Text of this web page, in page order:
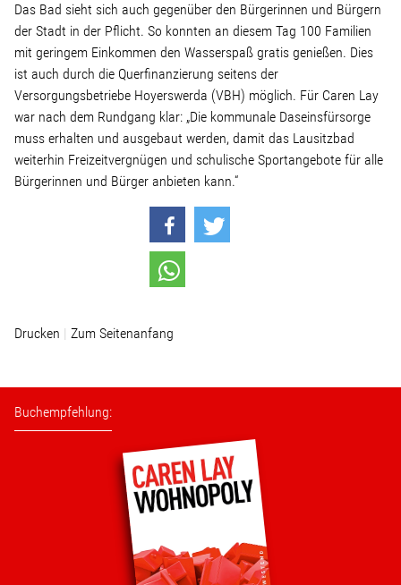
Service
Termine
Stellenangebot
Kontakt
Team
Transparenz
Mediathek
Über mich
Lebenslauf
Wohnopoly
Das Buch
Das Bad sieht sich auch gegenüber den Bürgerinnen und Bürgern
der Stadt in der Pflicht. So konnten an diesem Tag 100 Familien
mit geringem Einkommen den Wasserspaß gratis genießen. Dies
ist auch durch die Querfinanzierung seitens der
Versorgungsbetriebe Hoyerswerda (VBH) möglich. Für Caren Lay
war nach dem Rundgang klar: „Die kommunale Daseinsfürsorge
muss erhalten und ausgebaut werden, damit das Lausitzbad
weiterhin Freizeitvergnügen und schulische Sportangebote für alle
Bürgerinnen und Bürger anbieten kann.“
Drucken Zum Seitenanfang
Buchempfehlung: